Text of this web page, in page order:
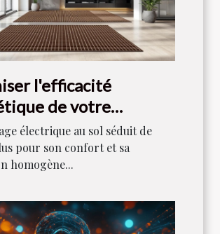
l'efficacité
de votre
électrique au sol
électrique au sol séduit de
pour son confort et sa
homogène...